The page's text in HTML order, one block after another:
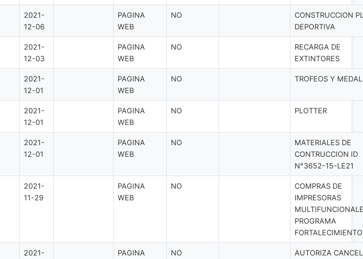
2021-
12-06
PAGINA
WEB
NO
CONSTRUCCION
DEPORTIVA
2021-
12-03
PAGINA
WEB
NO
RECARGA DE
EXTINTORES
2021-
12-01
PAGINA
WEB
NO TROFEOS Y
2021-
12-01
PAGINA
WEB
NO PLOTTER
2021-
12-01
PAGINA
WEB
NO
MATERIALES DE
CONTRUCCION ID
N°3652-15-LE21
2021-
11-29
PAGINA
WEB
NO
COMPRAS DE
IMPRESORAS
PROGRAMA
FORTALECIMIENTO
2021-
PAGINA
NO
AUTORIZA